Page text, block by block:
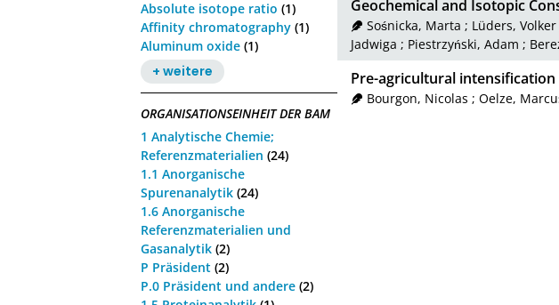
Absolute isotope ratio (1)
Affinity chromatography (1)
Aluminum oxide (1)
+ weitere
ORGANISATIONSEINHEIT DER BAM
1 Analytische Chemie;
Referenzmaterialien (24)
1.1 Anorganische
Spurenanalytik (24)
1.6 Anorganische
Referenzmaterialien und
Gasanalytik (2)
P Präsident (2)
P.0 Präsident und andere (2)
Geochemical and Isotopic
Sośnicka, Marta ; Lüders, Volker
Jadwiga ; Piestrzyński, Adam ;
Pre-agricultural
Bourgon, Nicolas ;Oelze,